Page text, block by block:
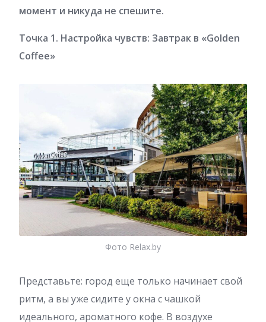
момент и никуда не спешите.
Точка 1. Настройка чувств: Завтрак в «Golden
Coffee»
Фото Relax.by
Представьте: город еще только начинает свой
ритм, а вы уже сидите у окна с чашкой
идеального, ароматного кофе. В воздухе